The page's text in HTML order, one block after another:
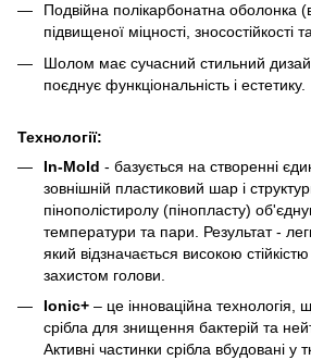
Подвійна полікарбонатна оболонка
підвищеної міцності, зносостійкості
Шолом має сучасний стильний
поєднує функціональність і естетику.
Технології:
In-Mold - базується на створенні
зовнішній пластиковий шар і
пінополістиролу (пінопласту)
температури та пари. Результат -
який відзначається високою
захистом голови.
Ionic+ – це інноваційна технологія,
срібла для знищення бактерій та
Активні частинки срібла вбудовані у